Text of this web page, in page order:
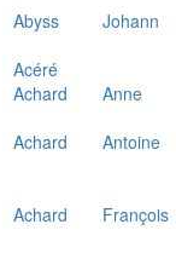
Abyss
Johann
Acéré
Achard
Anne
Achard
Antoine
Achard
François